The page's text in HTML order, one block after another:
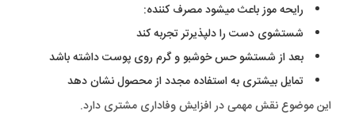
رایحه موز باعث میشود مصرف کننده:
شستشوی دست را دلپذیرتر تجربه کند
بعد از شستشو حس خوشبو و گرم روی پوست داشته باشد
تمایل بیشتری به استفاده مجدد از محصول نشان دهد
این موضوع نقش مهمی در افزایش وفاداری مشتری دارد.